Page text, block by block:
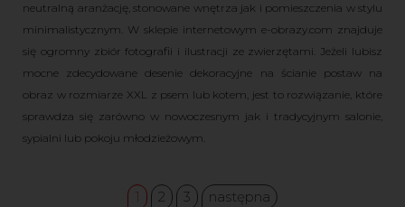
neutralną aranżację, stonowane wnętrza jak i pomieszczenia w stylu
minimalistycznym. W sklepie internetowym e-obrazy.com znajduje
się ogromny zbiór fotografii i ilustracji ze zwierzętami. Jeżeli lubisz
mocne zdecydowane desenie dekoracyjne na ścianie postaw na
obraz w rozmiarze XXL z psem lub kotem, jest to rozwiązanie, które
sprawdza się zarówno w nowoczesnym jak i tradycyjnym salonie,
sypialni lub pokoju młodzieżowym.
1 2 3 następna